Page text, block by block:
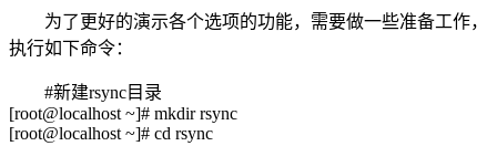
为了更好的演示各个选项的功能，需要做一些准备工作，
执行如下命令：
#新建rsync目录
[root@localhost ~]# mkdir rsync
[root@localhost ~]# cd rsync